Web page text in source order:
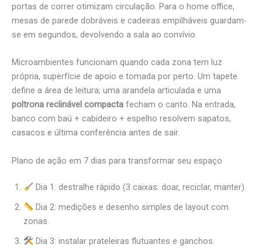
portas de correr otimizam circulação. Para o home office,
mesas de parede dobráveis e cadeiras empilháveis guardam-
se em segundos, devolvendo a sala ao convívio.
Microambientes funcionam quando cada zona tem luz
própria, superfície de apoio e tomada por perto. Um tapete
define a área de leitura; uma arandela articulada e uma
poltrona reclinável compacta fecham o canto. Na entrada,
banco com baú + cabideiro + espelho resolvem sapatos,
casacos e última conferência antes de sair.
Plano de ação em 7 dias para transformar seu espaço
Dia 1: destralhe rápido (3 caixas: doar, reciclar, manter).
Dia 2: medições e desenho simples de layout com
zonas.
Dia 3: instalar prateleiras flutuantes e ganchos.